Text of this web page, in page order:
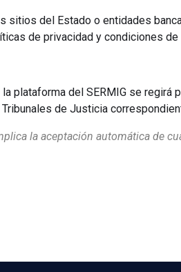
sitios del Estado o entidades
de privacidad y condiciones
plataforma del SERMIG se
de Justicia
la aceptación automática de